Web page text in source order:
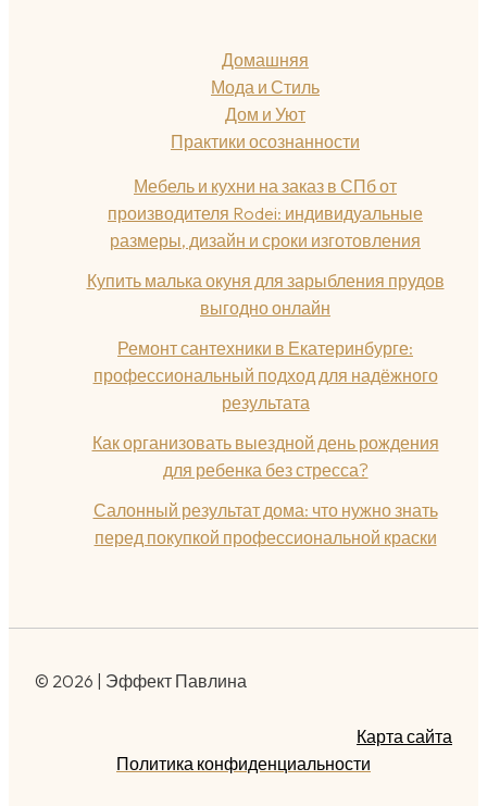
Домашняя
Мода и Стиль
Дом и Уют
Практики осознанности
Мебель и кухни на заказ в СПб от
производителя Rodei: индивидуальные
размеры, дизайн и сроки изготовления
Купить малька окуня для зарыбления прудов
выгодно онлайн
Ремонт сантехники в Екатеринбурге:
профессиональный подход для надёжного
результата
Как организовать выездной день рождения
для ребенка без стресса?
Салонный результат дома: что нужно знать
перед покупкой профессиональной краски
© 2026 | Эффект Павлина
Карта сайта
Политика конфиденциальности